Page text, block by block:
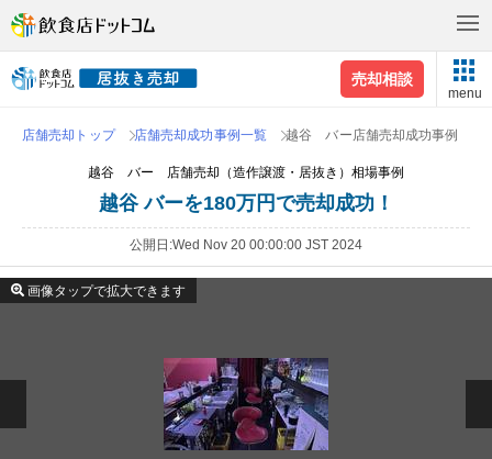
売却相談
menu
店舗売却トップ 店舗売却成功事例一覧 越谷 バー店舗売却成功事例
越谷 バー 店舗売却（造作譲渡・居抜き）相場事例
越谷 バーを180万円で売却成功！
公開日 Wed Nov 20 00:00:00 JST 2024
画像タップで拡大できます